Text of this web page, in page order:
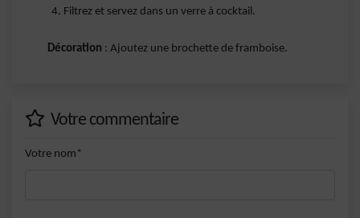
Filtrez et servez dans un verre à cocktail.
Décoration : Ajoutez une brochette de framboise.
Votre commentaire
Votre nom*